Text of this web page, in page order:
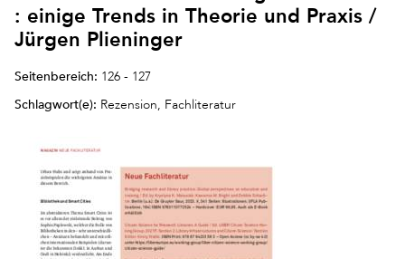
: einige Trends in Theorie und Praxis /
Jürgen Plieninger
Seitenbereich: 126 - 127
Schlagwort(e): Rezension, Fachliteratur